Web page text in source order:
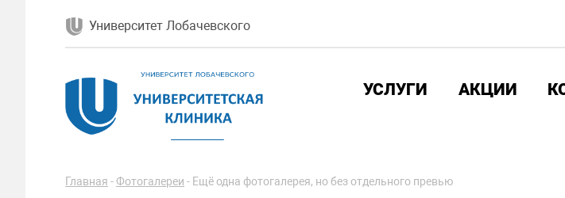
Университет Лобачевского
УСЛУГИ АКЦИИ
Главная -Фотогалереи - Ещё одна фотогалерея, но без отдельного превью